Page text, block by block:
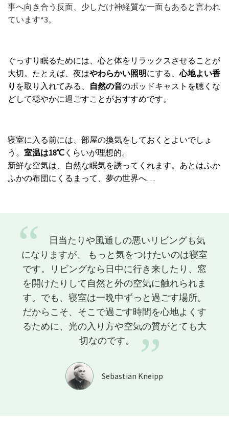
事へ向き合う反面、少しだけ神経質な一面もあると言われ
ています*3。
ぐっすり眠るためには、心と体をリラックスさせることが
大切。たとえば、夜はやわらかい照明にする、心地よい香
り を取り入れてみる、 自然の音のポッドキャストを聴くな
どして穏やかに過ごすことがおすすめです。
寝室に入る前には、部屋の換気をしておくとよいでしょ
う。 室温は18℃ くらいが理想的。
新鮮な空気は、自然な眠気を誘ってくれます。あとはふか
ふかの布団にくるまって、夢の世界へ…
“
日当たりや風通しの悪いリビングも気
になりますが、
もっと気をつけたいのは寝室
です。リビングなら日中に行き来したり、窓
を開けたりして自然と外の空気に触れられま
す。でも、寝室は一晩中ずっと過ごす場所。
だからこそ、そこで過ごす時間を心地よくす
るために、光の入り方や空気の質がとても大
切なのです。
”
Sebastian Kneipp